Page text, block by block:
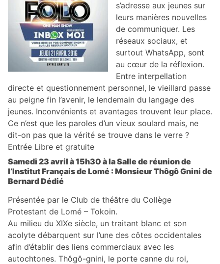
s’adresse aux jeunes sur
leurs manières nouvelles
de communiquer. Les
réseaux sociaux, et
surtout WhatsApp, sont
au cœur de la réflexion.
Entre interpellation
directe et questionnement personnel, le vieillard passe
au peigne fin l’avenir, le lendemain du langage des
jeunes. Inconvénients et avantages trouvent leur place.
Ce n’est que les paroles d’un vieux soulard mais, ne
dit-on pas que la vérité se trouve dans le verre ?
Entrée Libre et gratuite
Samedi 23 avril à 15h30 à la Salle de réunion de
l’Institut Français de Lomé : Monsieur Thôgô Gnini de
Bernard Dédié
Présentée par le Club de théâtre du Collège
Protestant de Lomé – Tokoin.
Au milieu du XIXe siècle, un traitant blanc et son
acolyte débarquent sur l’une des côtes occidentales
afin d’établir des liens commerciaux avec les
autochtones. Thôgô-gnini, le porte canne du roi,